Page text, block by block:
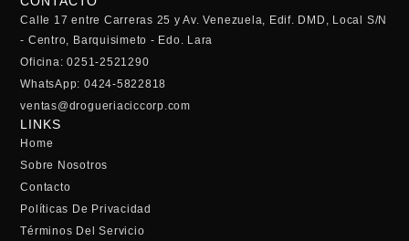
Calle 17 entre Carreras 25 y Av. Venezuela, Edif. DMD, Local S/N
- Centro, Barquisimeto - Edo. Lara
Oficina: 0251-2521290
WhatsApp: 0424-5822818
ventas@drogueriaciccorp.com
LINKS
Home
Sobre Nosotros
Contacto
Políticas De Privacidad
Términos Del Servicio